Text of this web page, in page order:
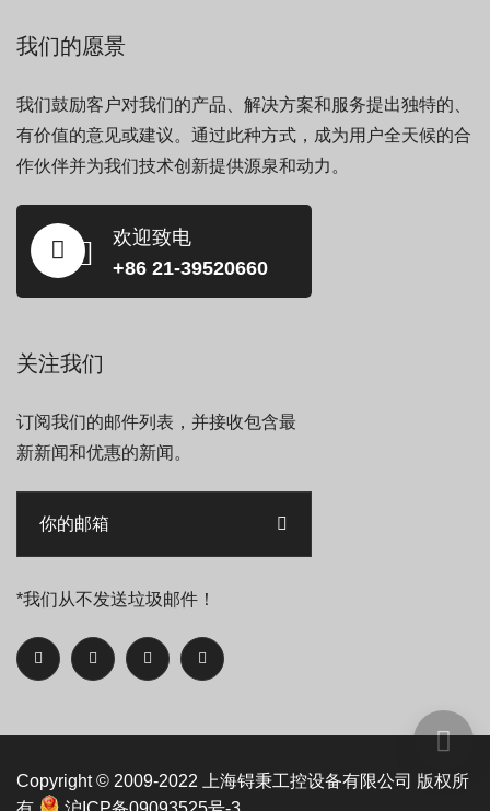
我们的愿景
我们鼓励客户对我们的产品、解决方案和服务提出独特的、
有价值的意见或建议。通过此种方式，成为用户全天候的合
作伙伴并为我们技术创新提供源泉和动力。
欢迎致电
+86 21-39520660
关注我们
订阅我们的邮件列表，并接收包含最
新新闻和优惠的新闻。
*我们从不发送垃圾邮件！
Copyright © 2009-2022 上海锝秉工控设备有限公司 版权所